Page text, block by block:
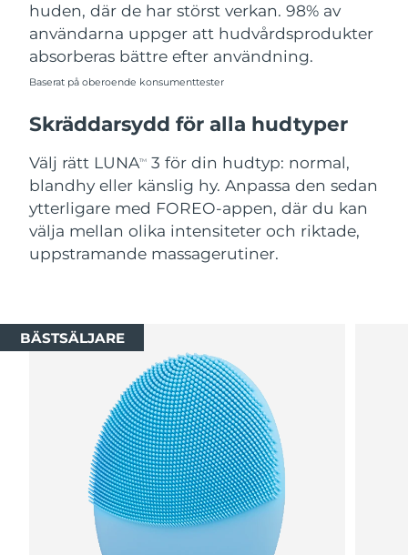
huden, där de har störst verkan. 98% av
användarna uppger att hudvårdsprodukter
absorberas bättre efter användning.
Baserat på oberoende konsumenttester
Skräddarsydd för alla hudtyper
Välj rätt LUNATM
3 för din hudtyp: normal,
blandhy eller känslig hy. Anpassa den sedan
ytterligare med FOREO-appen, där du kan
välja mellan olika intensiteter och riktade,
uppstramande massagerutiner.
BÄSTSÄLJARE